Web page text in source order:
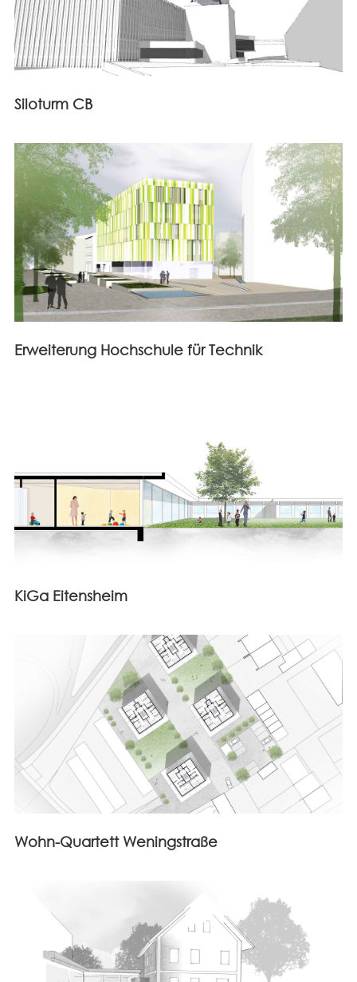
Siloturm CB
Erweiterung Hochschule für Technik
KiGa Eitensheim
Wohn-Quartett Weningstraße